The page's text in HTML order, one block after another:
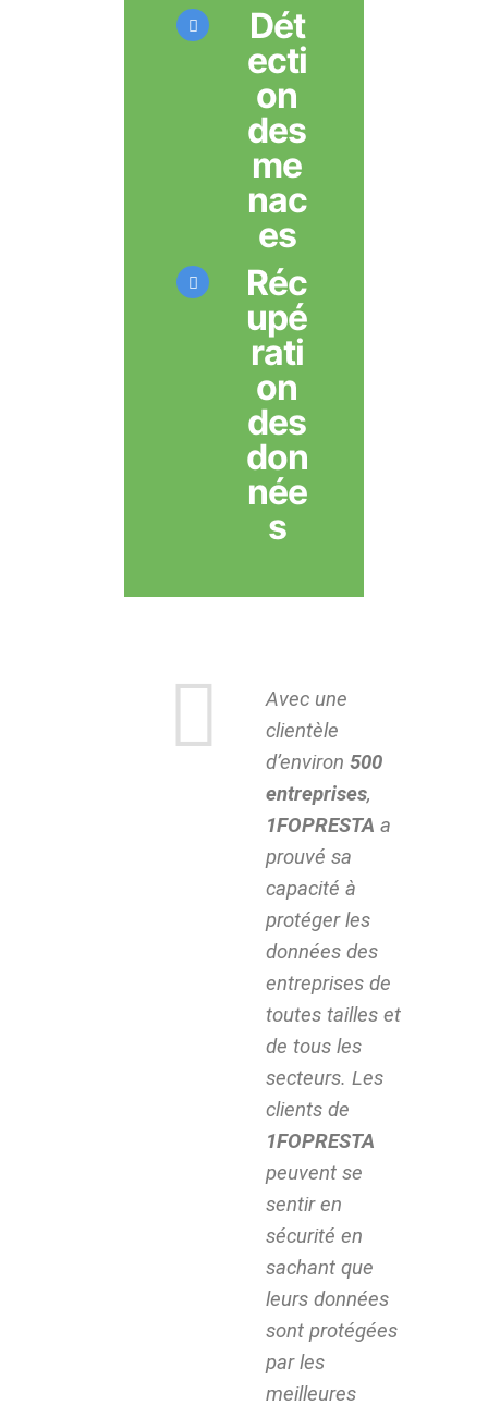
Dét
ecti
on
des
me
nac
es
Réc
upé
rati
on
des
don
née
s
Avec une
clientèle
d’environ 500
entreprises,
1FOPRESTA a
prouvé sa
capacité à
protéger les
données des
entreprises de
toutes tailles et
de tous les
secteurs. Les
clients de
1FOPRESTA
peuvent se
sentir en
sécurité en
sachant que
leurs données
sont protégées
par les
meilleures